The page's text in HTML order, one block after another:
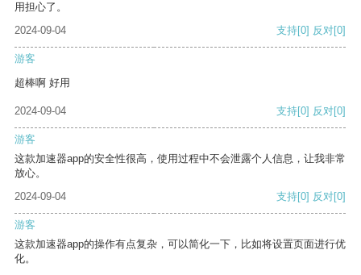
用担心了。
2024-09-04
支持[0] 反对[0]
游客
超棒啊 好用
2024-09-04 支持[0] 反对[0]
游客
这款加速器app的安全性很高，使用过程中不会泄露个人信息，让我非常
放心。
2024-09-04
支持[0] 反对[0]
游客
这款加速器app的操作有点复杂，可以简化一下，比如将设置页面进行优
化。